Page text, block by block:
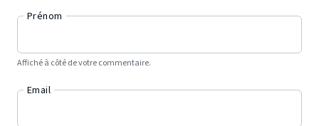
Prénom
Affiché à côté de votre commentaire.
Email